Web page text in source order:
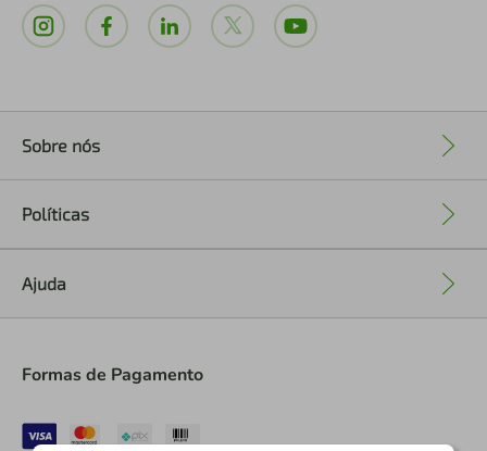
Sobre nós
Políticas
Ajuda
Formas de Pagamento